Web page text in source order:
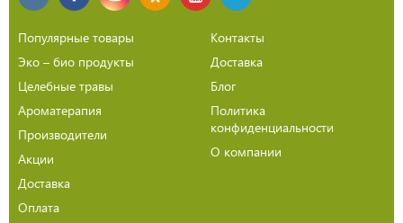
Популярные товары
Эко – био продукты
Целебные травы
Ароматерапия
Производители
Акции
Доставка
Оплата
Контакты
Доставка
Блог
Политика
конфиденциальности
О компании